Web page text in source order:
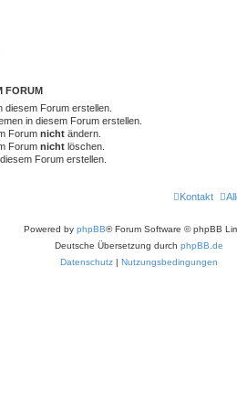
FORUM
diesem Forum erstellen.
in diesem Forum erstellen.
Forum nicht ändern.
Forum nicht löschen.
Forum erstellen.
Kontakt
Powered by phpBB® Forum Software © phpBB
Deutsche Übersetzung durch phpBB.de
Datenschutz | Nutzungsbedingungen